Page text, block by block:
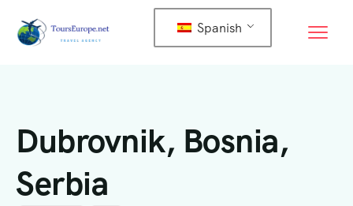
Spanish
Dubrovnik, Bosnia,
Serbia